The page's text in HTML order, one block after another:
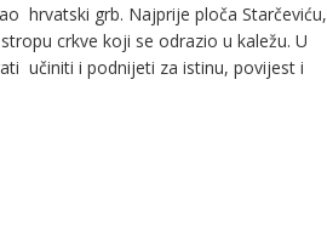
hrvatski grb. Najprije ploča Starčeviću,
crkve koji se odrazio u kaležu. U
učiniti i podnijeti za istinu, povijest i